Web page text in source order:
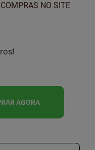
NO SITE
AGORA